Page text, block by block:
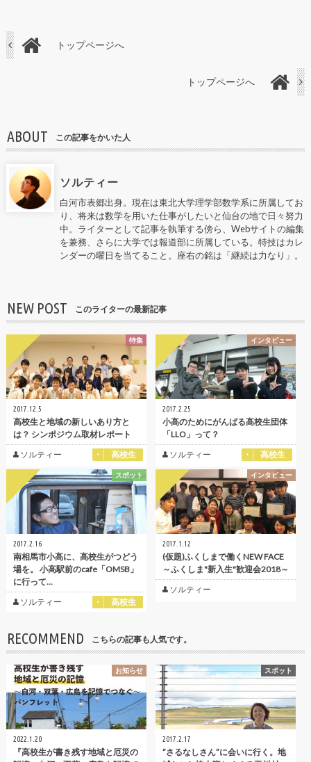
トップページへ
トップページへ
ABOUT この記事をかいた人
ソルティー
白河市表郷出身。現在は東北大学理学部数学系に所属してお
り、将来は数学を用いた仕事がしたいと仙台の地で日々努力
中。ライターとして記事を執筆する傍ら、Webサイトの編集
を兼務、さらに大学では報道部に所属している。特技はカレ
ンダーの曜日を当てること。座右の銘は「継続は力なり」。
NEW POST このライターの最新記事
特集
2017.12.5
高校生と地域の新しいあり方と
は？ シンポジウム取材レポート
ソルティー
高校生
インタビュー
2017.2.25
小高のためにがんばる高校生団体
「LLO」って？
ソルティー
高校生
スポット
2017.2.16
南相馬市小高に、高校生がつどう
場を。 小高駅前のcafe「OMSB」
に行って…
ソルティー
高校生
インタビュー
2017.1.12
(仮題)ふくしまで働くNEW FACE
～ふくしま"新入生"歓迎会2018～
ソルティー
RECOMMEND こちらの記事も人気です。
お知らせ
2022.1.20
『高校生が書き残す地域と厄災の
スポット
2017.2.17
”さるなしさん”に会いに行く。地